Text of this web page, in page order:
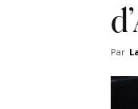
Par